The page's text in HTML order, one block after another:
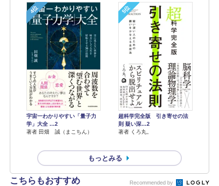
4位
宇宙一わかりやすい「量子力
学」大全 …2
著者 田畑 誠（まこちん）
5位
超科学完全版 引き寄せの法
則 疑い深…2
著者 くろ丸。
もっとみる
こちらもおすすめ Recommended by